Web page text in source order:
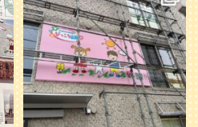
準備が着々と進んでいます。
皆さんお楽しみに〜
...
26 0